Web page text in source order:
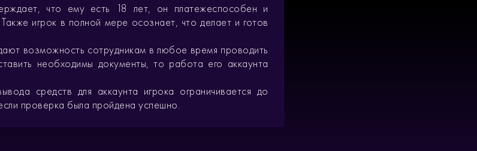
что ему есть 18 лет, он платежеспособен и
игрок в полной мере осознает, что делает и готов
возможность сотрудникам в любое время проводить
необходимы документы, то работа его аккаунта
средств для аккаунта игрока ограничивается до
проверка была пройдена успешно.